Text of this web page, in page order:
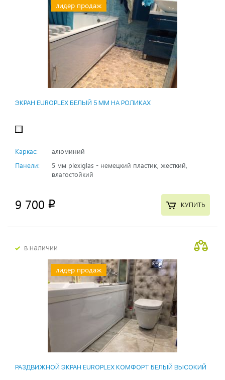
лидер продаж
ЭКРАН EUROPLEX БЕЛЫЙ 5 ММ НА РОЛИКАХ
Каркас:
алюминий
Панели:
5 мм plexiglas - немецкий пластик, жесткий,
влагостойкий
9 700 p КУПИТЬ
в наличии
лидер продаж
РАЗДВИЖНОЙ ЭКРАН EUROPLEX КОМФОРТ БЕЛЫЙ ВЫСОКИЙ